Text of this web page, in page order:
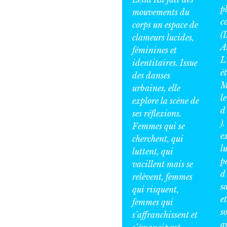
mouvements du
corps un espace de
clameurs lucides,
féminines et
identitaires. Issue
des danses
urbaines, elle
explore la scène de
ses réflexions.
Femmes qui se
cherchent, qui
luttent, qui
vacillent mais se
relèvent, femmes
qui risquent,
femmes qui
s’affranchissent et
).